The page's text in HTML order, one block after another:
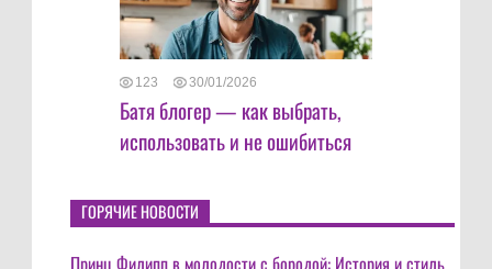
123 30/01/2026
Батя блогер — как выбрать,
использовать и не ошибиться
ГОРЯЧИЕ НОВОСТИ
Принц Филипп в молодости с бородой: История и стиль